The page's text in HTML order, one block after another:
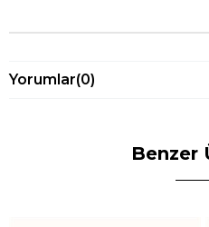
Yorumlar(0)
Benzer